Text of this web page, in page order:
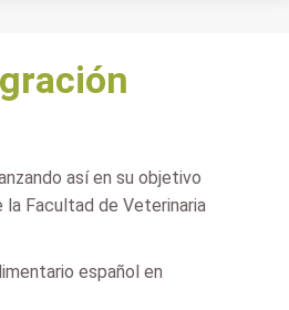
así en su objetivo
la Facultad de Veterinaria
español en